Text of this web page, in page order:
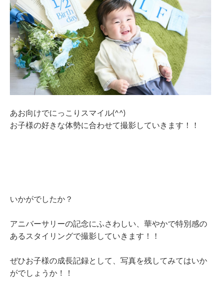
あお向けでにっこりスマイル(^^)
お子様の好きな体勢に合わせて撮影していきます！！
いかがでしたか？
アニバーサリーの記念にふさわしい、 華やかで特別感の
あるスタイリングで撮影していきます！！
ぜひお子様の成長記録として、写真を残してみてはいか
がでしょうか！！